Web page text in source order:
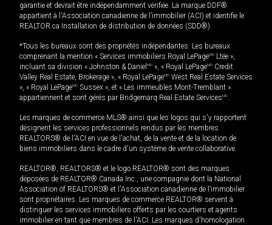
garantie et devrait être indépendamment vérifiée. La marque DDF®
appartient à l'Association canadienne de l’immobilier (ACI) et identifie le
REALTOR.ca Installation de distribution de données (SDD®).
*Tous les bureaux sont des propriétés indépendantes. Les bureaux
comprenant la mention « Services immobiliers Royal LePageMD Ltée »,
incluant sa division « Johnston & Daniel MD », « Royal LePageMD Credit
Valley Real Estate, Brokerage », « Royal LePageMD West Real Estate Services
», « Royal LePageMD Sussex », et « Les immeubles Mont-Tremblant »
appartiennent et sont gérés par Bridgemarq Real Estate ServicesMD.
Les marques de commerce MLS® ainsi que les logos qui s'y rapportent
désignent les services professionnels rendus par les membres
REALTORS® de l'ACI en vue de l'achat, de la vente et de la location de
biens immobiliers dans le cadre d'un système de vente collaborative.
REALTOR®, REALTORS® et le logo REALTOR® sont des marques
déposées de REALTOR® Canada Inc., une compagnie dont la National
Association of REALTORS® et l'Association canadienne de l’immobilier
sont propriétaires. Les marques de commerce REALTOR® servent à
distinguer les services immobiliers offerts par les courtiers et agents
immobilier en tant que membres de l'ACI. Les marques d'homologation